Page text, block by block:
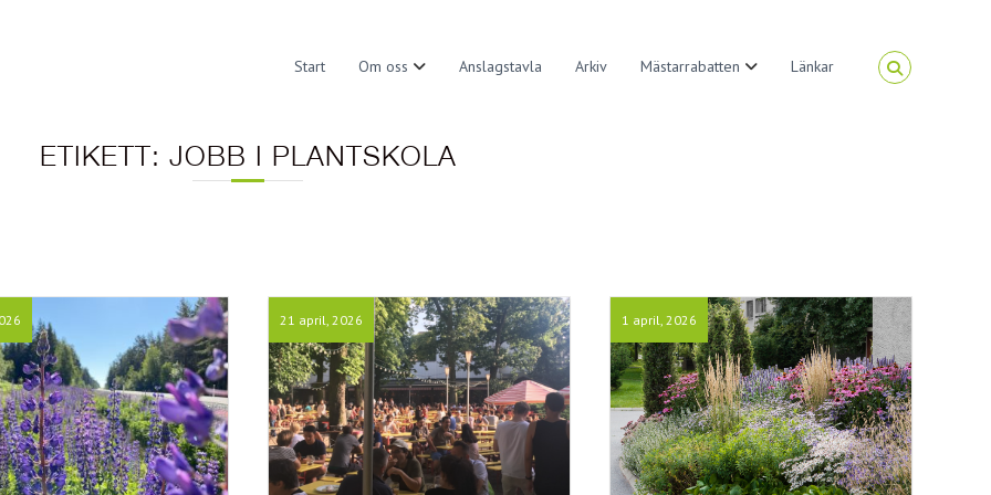
Start Om oss Anslagstavla Arkiv Mästarrabatten Länkar
ETIKETT: JOBB I PLANTSKOLA
21 april, 2026 1 april, 2026